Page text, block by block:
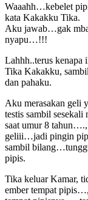
Waaahh…kebelet
kata Kakakku Tika.
Aku jawab…gak
nyapu…!!!
Lahhh..terus
Tika Kakakku,
dan pahaku.
Aku merasakan geli
testis sambil
saat umur 8
geliii…jadi pingin
sambil
pipis.
Tika keluar Kamar,
ember tempat